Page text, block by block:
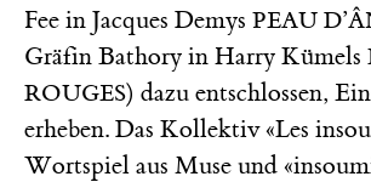
Fee in Jacques Demys PEAU
Gräfin Bathory in Harry Kümels
ROUGES) dazu entschlossen,
erheben. Das Kollektiv «Les
Wortspiel aus Muse und